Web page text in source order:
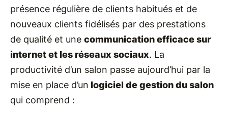
présence régulière de clients habitués et de
nouveaux clients fidélisés par des prestations
de qualité et une communication efficace sur
internet et les réseaux sociaux. La
productivité d’un salon passe aujourd’hui par la
mise en place d’un logiciel de gestion du salon
qui comprend :